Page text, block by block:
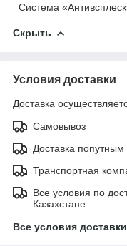
Система
Скрыть
Условия доставки
Доставка
Самовывоз
Доставка
Транспортная
Все условия по
Казахстане
Все условия доставки